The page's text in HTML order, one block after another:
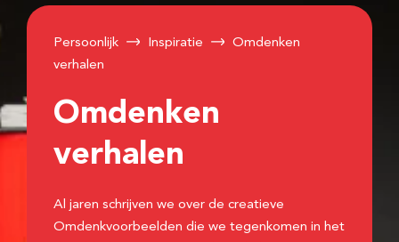
Persoonlijk Inspiratie
Omdenken
verhalen
Omdenken
verhalen
Al jaren schrijven we over de creatieve
Omdenkvoorbeelden die we tegenkomen in het